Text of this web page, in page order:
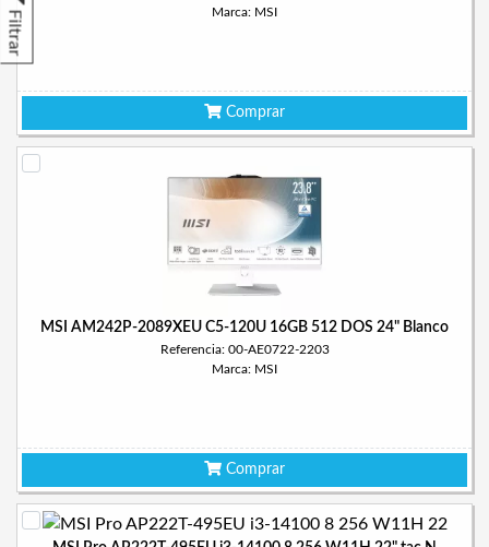
Filtrar
Marca: MSI
Comprar
MSI AM242P-2089XEU C5-120U 16GB 512 DOS 24" Blanco
Referencia: 00-AE0722-2203
Marca: MSI
Comprar